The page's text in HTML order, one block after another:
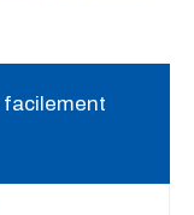
facilement